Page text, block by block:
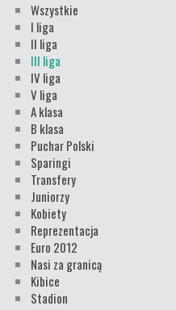
Wszystkie
I liga
II liga
III liga
IV liga
V liga
A klasa
B klasa
Puchar Polski
Sparingi
Transfery
Juniorzy
Kobiety
Reprezentacja
Euro 2012
Nasi za granicą
Kibice
Stadion